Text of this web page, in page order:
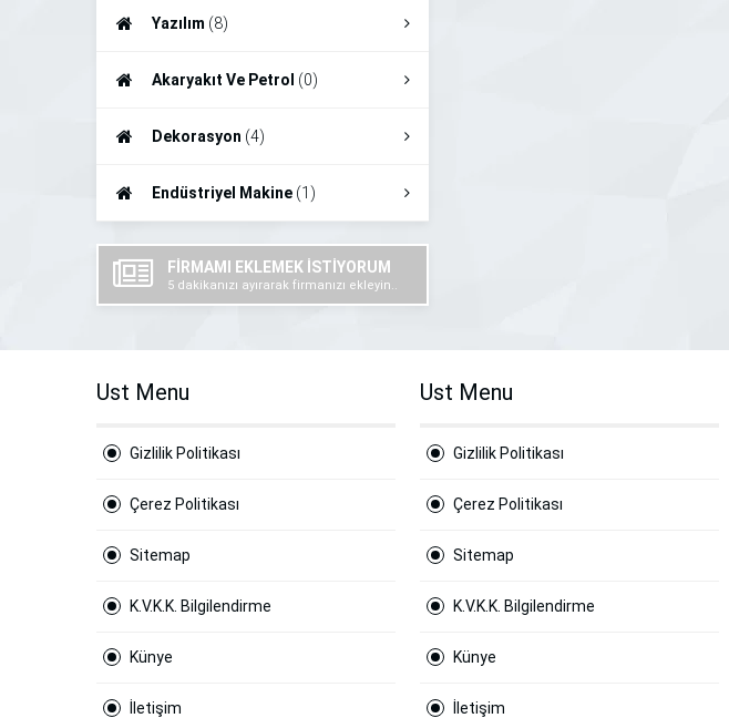
Yazılım (8)
Akaryakıt Ve Petrol (0)
Dekorasyon (4)
Endüstriyel Makine (1)
FİRMAMI EKLEMEK İSTİYORUM
5 dakikanızı ayırarak firmanızı ekleyin..
Ust Menu
Gizlilik Politikası
Çerez Politikası
Sitemap
K.V.K.K. Bilgilendirme
Künye
İletişim
Ust Menu
Gizlilik Politikası
Çerez Politikası
Sitemap
K.V.K.K. Bilgilendirme
Künye
İletişim